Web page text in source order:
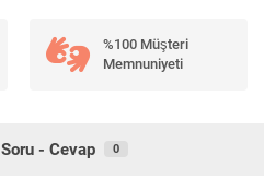
%100 Müşteri
Memnuniyeti
Soru - Cevap 0